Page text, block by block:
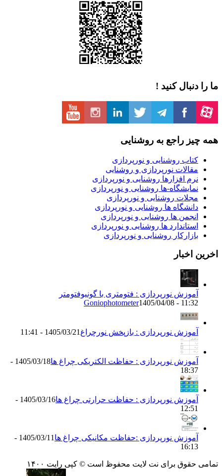
ما را دنبال کنید !
همه چیز راجع به روشنایی
کتاب روشنایی و نورپردازی
مقالات نورپردازی و روشنایی
نرم افزارها روشنایی و نورپردازی
نمایشگاه-ها روشنایی و نورپردازی
مجلات روشنایی و نورپردازی
دانشگاه ها روشنایی و نورپردازی
انجمن ها روشنایی و نورپردازی
استاندارد ها روشنایی و نورپردازی
بازارکار روشنایی و نورپردازی
اخرین اخبار
آموزش نورپردازی : فتومتری با گونیوفتومتر
Goniophotometer1405/04/08 - 11:32
آموزش نورپردازی : بازپخش نورچراغ 1405/03/21 - 11:41
آموزش نورپردازی : حفاظت الکتریکی چراغ ها
1405/03/18 -
18:37
آموزش نورپردازی : حفاظت حرارتی چراغ ها
1405/03/16 -
12:51
آموزش نورپردازی :حفاظت مکانیکی چراغ ها
1405/03/11 -
16:13
تمامی حقوق برای نت لایت محفوظ است © کپی رایت ۱۴۰۰